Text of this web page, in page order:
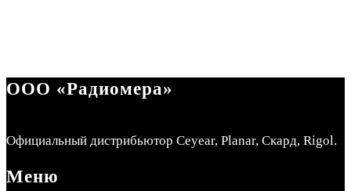
ООО «Радиомера»
Официальный дистрибьютор Ceyear, Planar, Скард, Rigol.
Меню